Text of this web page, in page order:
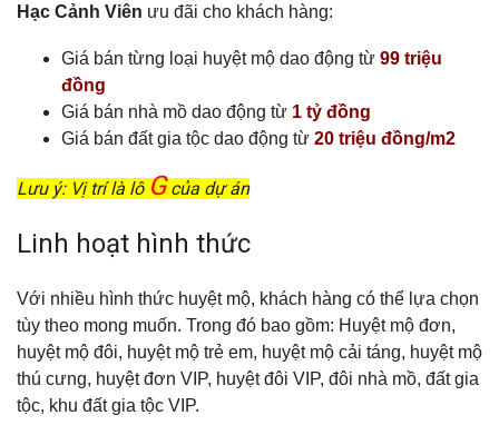
Hạc Cảnh Viên ưu đãi cho khách hàng:
Giá bán từng loại huyệt mộ dao động từ 99 triệu
đồng
Giá bán nhà mồ dao động từ 1 tỷ đồng
Giá bán đất gia tộc dao động từ 20 triệu đồng/m2
Lưu ý: Vị trí là lôGcủa dự án
Linh hoạt hình thức
Với nhiều hình thức huyệt mộ, khách hàng có thể lựa chọn
tùy theo mong muốn. Trong đó bao gồm: Huyệt mộ đơn,
huyệt mộ đôi, huyệt mộ trẻ em, huyệt mộ cải táng, huyệt mộ
thú cưng, huyệt đơn VIP, huyệt đôi VIP, đôi nhà mồ, đất gia
tộc, khu đất gia tộc VIP.